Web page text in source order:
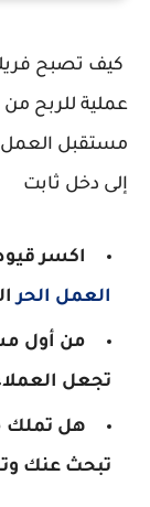
كيف تصبح
عملية للربح من
مستقبل العمل
إلى دخل ثابت
اكسر
العمل الحر
من أول
تجعل
هل تملك
تبحث عنك